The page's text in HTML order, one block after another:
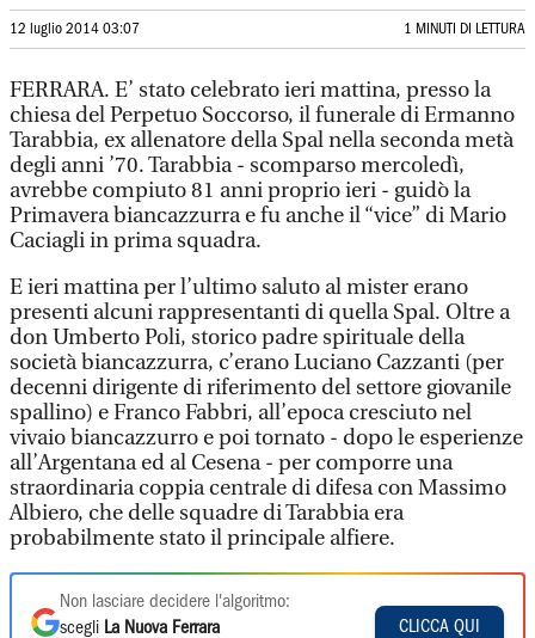
12 luglio 2014 03:07 1 MINUTI DI LETTURA
FERRARA. E’ stato celebrato ieri mattina, presso la
chiesa del Perpetuo Soccorso, il funerale di Ermanno
Tarabbia, ex allenatore della Spal nella seconda metà
degli anni ’70. Tarabbia - scomparso mercoledì,
avrebbe compiuto 81 anni proprio ieri - guidò la
Primavera biancazzurra e fu anche il “vice” di Mario
Caciagli in prima squadra.
E ieri mattina per l’ultimo saluto al mister erano
presenti alcuni rappresentanti di quella Spal. Oltre a
don Umberto Poli, storico padre spirituale della
società biancazzurra, c’erano Luciano Cazzanti (per
decenni dirigente di riferimento del settore giovanile
spallino) e Franco Fabbri, all’epoca cresciuto nel
vivaio biancazzurro e poi tornato - dopo le esperienze
all’Argentana ed al Cesena - per comporre una
straordinaria coppia centrale di difesa con Massimo
Albiero, che delle squadre di Tarabbia era
probabilmente stato il principale alfiere.
Non lasciare decidere l'algoritmo:
scegli La Nuova Ferrara
CLICCA QUI